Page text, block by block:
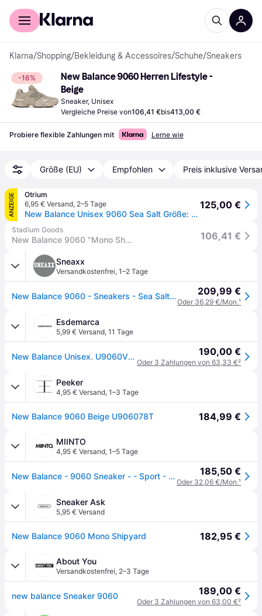
Für Shopper
Klarna/Shopping/Bekleidung & Accessoires/Schuhe/Sneakers
-16%
New Balance 9060 Herren Lifestyle -
Beige
Sneaker, Unisex
Vergleiche Preise von106,41 €bis413,00 €
Probiere flexible Zahlungen mit Lerne wie
Größe (EU) Empfohlen Preis inklusive
ANZEIGE
Otrium
6,95 € Versand, 2–5 Tage
New Balance Unisex 9060 Sea Salt Größe: 42 | Trainers Outlet | Unisex | Weiß
125,00 €
Stadium Goods
New Balance 9060 "Mono Shipyard" U906078T" - Shoes - Size 10 - Beige 106,41 €
Sneaxx
Versandkostenfrei, 1–2 Tage
New Balance 9060 - Sneakers - Sea Salt Leopard Print - EU 43 209,99 €
Oder 36,29 €/Mon.¹
Esdemarca
5,99 € Versand, 11 Tage
New Balance Unisex. U9060V1 Leder-Sneaker 9060, beige (43), Wohnung, Spaltleder, Schnürsenkel, Lässig 190,00 €
Oder 3 Zahlungen von 63,33 €²
Peeker
4,95 € Versand, 1–3 Tage
New Balance 9060 Beige U906078T 184,99 €
MIINTO
4,95 € Versand, 1–5 Tage
New Balance - 9060 Sneaker - - Sport - Herren - Beige - 40 EU 185,50 €
Oder 32,06 €/Mon.¹
Sneaker Ask
5,95 € Versand
New Balance 9060 Mono Shipyard 182,95 €
About You
Versandkostenfrei, 2–3 Tage
new balance Sneaker 9060 189,00 €
Oder 3 Zahlungen von 63,00 €²